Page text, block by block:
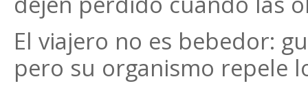
El viajero no es bebedor:
pero su organismo repele